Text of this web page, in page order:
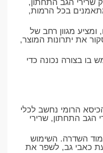
שרירי הגב התחתון,
בכל הרמות,
מגוון רחב של
את יתרונות המוצר,
בו בצורה נכונה כדי
הרומי נחשב לכלי
הגב התחתון, שרירי
השדרה. השימוש
כאבי גב, לשפר את